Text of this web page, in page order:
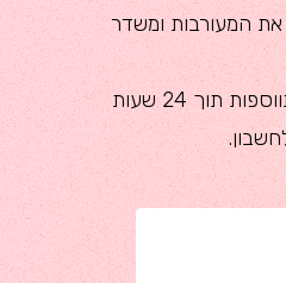
המעורבות ומשדר
השירות של Boosta הוא בלעדי ומהיר: התגובות מתווספות תוך 24 שעות